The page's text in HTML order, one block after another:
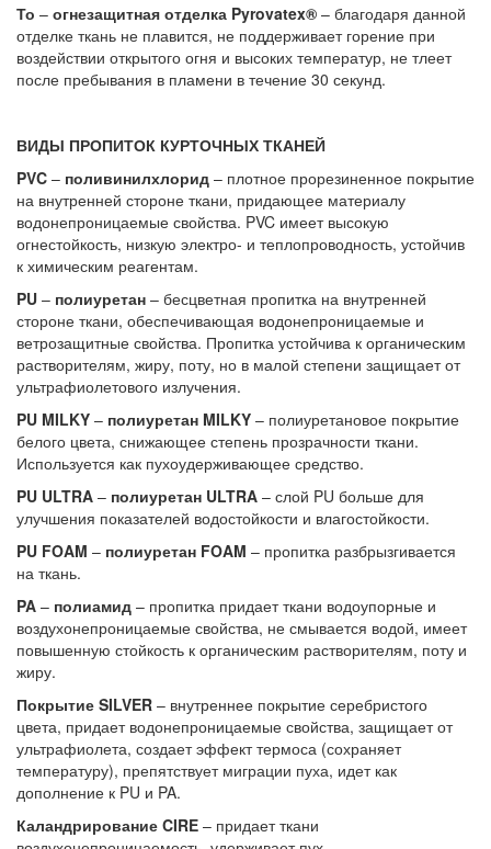
То – огнезащитная отделка Pyrovatex® – благодаря данной
отделке ткань не плавится, не поддерживает горение при
воздействии открытого огня и высоких температур, не тлеет
после пребывания в пламени в течение 30 секунд.
ВИДЫ ПРОПИТОК КУРТОЧНЫХ ТКАНЕЙ
PVC – поливинилхлорид – плотное прорезиненное покрытие
на внутренней стороне ткани, придающее материалу
водонепроницаемые свойства. PVC имеет высокую
огнестойкость, низкую электро- и теплопроводность, устойчив
к химическим реагентам.
PU – полиуретан – бесцветная пропитка на внутренней
стороне ткани, обеспечивающая водонепроницаемые и
ветрозащитные свойства. Пропитка устойчива к органическим
растворителям, жиру, поту, но в малой степени защищает от
ультрафиолетового излучения.
PU MILKY – полиуретан MILKY – полиуретановое покрытие
белого цвета, снижающее степень прозрачности ткани.
Используется как пухоудерживающее средство.
PU ULTRA – полиуретан ULTRA – слой PU больше для
улучшения показателей водостойкости и влагостойкости.
PU FOAM – полиуретан FOAM – пропитка разбрызгивается
на ткань.
PA – полиамид – пропитка придает ткани водоупорные и
воздухонепроницаемые свойства, не смывается водой, имеет
повышенную стойкость к органическим растворителям, поту и
жиру.
Покрытие SILVER – внутреннее покрытие серебристого
цвета, придает водонепроницаемые свойства, защищает от
ультрафиолета, создает эффект термоса (сохраняет
температуру), препятствует миграции пуха, идет как
дополнение к PU и PA.
Каландрирование CIRE – придает ткани